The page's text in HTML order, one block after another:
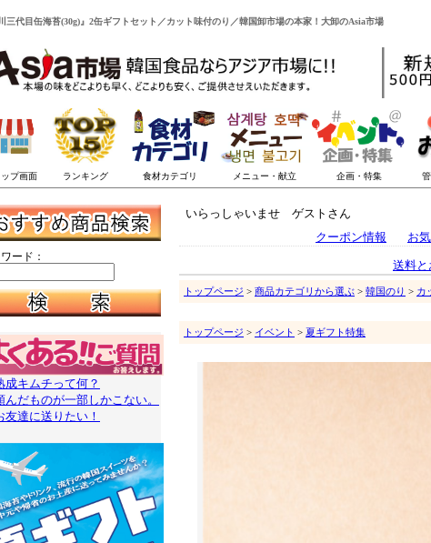
川三代目缶海苔(30g)』2缶ギフトセット／カット味付のり／韓国卸市場の本家！大卸のAsia市場
ード：
成キムチって何？
んだものが一部しかこない。
友達に送りたい！
いらっしゃいませ ゲストさん
クーポン情報
お
送料と
トップページ > 商品カテゴリから選ぶ > 韓国のり > カ
トップページ > イベント > 夏ギフト特集